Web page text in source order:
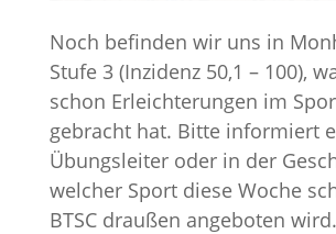
Noch befinden wir uns in
Stufe 3 (Inzidenz 50,1 – 100),
schon Erleichterungen im
gebracht hat. Bitte informiert
Übungsleiter oder in der
welcher Sport diese Woche
BTSC draußen angeboten wird.